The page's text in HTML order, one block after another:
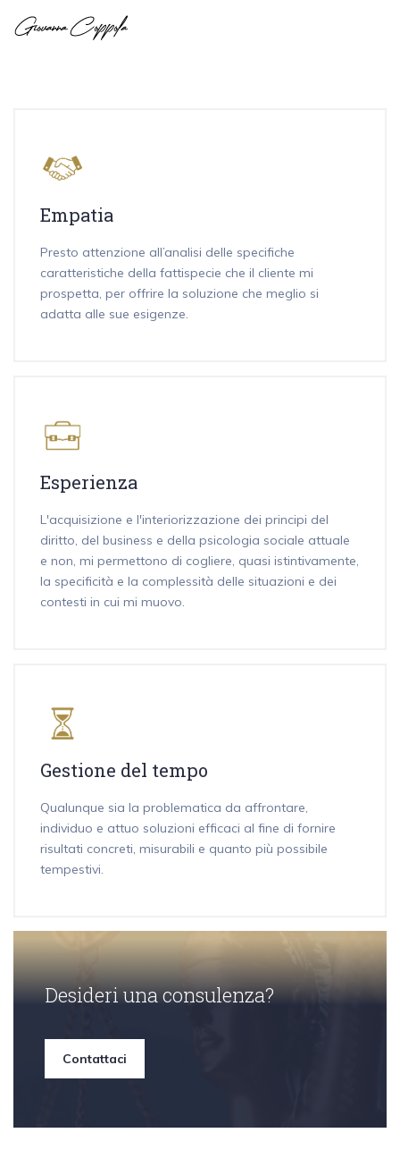
Empatia
Presto attenzione all’analisi delle specifiche
caratteristiche della fattispecie che il cliente mi
prospetta, per offrire la soluzione che meglio si
adatta alle sue esigenze.
Esperienza
L'acquisizione e l'interiorizzazione dei principi del
diritto, del business e della psicologia sociale attuale
e non, mi permettono di cogliere, quasi istintivamente,
la specificità e la complessità delle situazioni e dei
contesti in cui mi muovo.
Gestione del tempo
Qualunque sia la problematica da affrontare,
individuo e attuo soluzioni efficaci al fine di fornire
risultati concreti, misurabili e quanto più possibile
tempestivi.
Desideri una consulenza?
Contattaci